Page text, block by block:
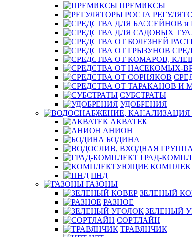
ПРЕМИКСЫ
СУБСТРАТЫ
УДОБРЕНИЯ
АКВАТЕК
АНИОН
БОДИНА
ГРАД-
ПНД
ГАЗОНЫ
ЗЕЛЕНЫЙ
РАЗНОЕ
ЗЕЛЕНЫЙ
СОРТЛАЙН
ТРАВЯНЧИК